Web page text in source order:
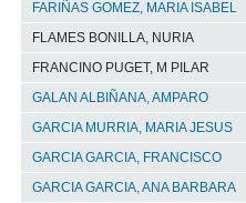
FARIÑAS GOMEZ, MARIA ISABEL
FLAMES BONILLA, NURIA
FRANCINO PUGET, M PILAR
GALAN ALBIÑANA, AMPARO
GARCIA MURRIA, MARIA JESUS
GARCIA GARCIA, FRANCISCO
GARCIA GARCIA, ANA BARBARA